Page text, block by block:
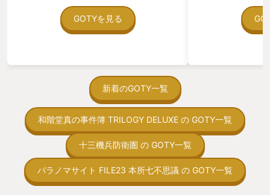
ー」。 去年の体験があるからこそ、今年
のGOTYに選んだ。 皆さんも、ぜひ「和
階堂真の事件簿」を遊んだ後に「都市伝
を肌で感じてほしい。
GOTYを見る
ていた。 ただ
在を知ってから
う。気になる。
トコンベアの配
ん！このゲーム
向けか？という
の仕組みの理解
満足できるまで
る！これにより
新着のGOTY一覧
和階堂真の事件簿 TRILOGY DELUXE の GOTY一覧
十三機兵防衛圏 の GOTY一覧
パラノマサイト FILE23 本所七不思議 の GOTY一覧